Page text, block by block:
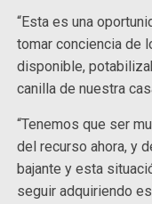
“Esta es una
tomar conciencia de
disponible,
canilla de nuestra
“Tenemos que ser
del recurso ahora, y
bajante y esta
seguir adquiriendo